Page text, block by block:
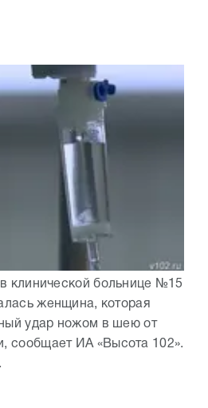
клинической больнице №15
женщина, которая
удар ножом в шею от
сообщает ИА «Высота 102».